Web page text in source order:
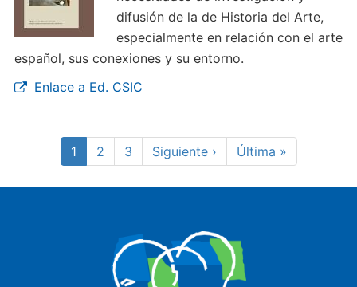
difusión de la de Historia del Arte,
especialmente en relación con el arte
español, sus conexiones y su entorno.
Enlace a Ed. CSIC
Paginación
Página
actual
1 Page
2 Page
3
Siguiente
página
Siguiente ›
Última
página
Última »